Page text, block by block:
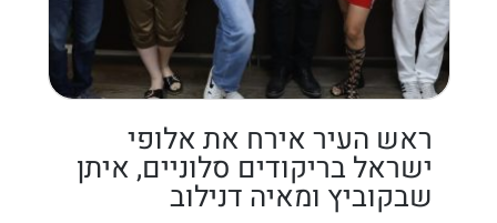
ראש העיר אירח את אלופי
ישראל בריקודים סלוניים, איתן
שבקוביץ ומאיה דנילוב